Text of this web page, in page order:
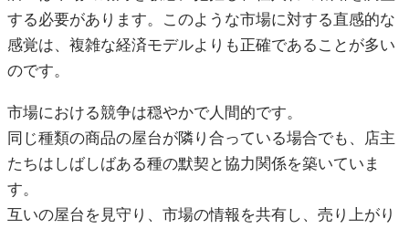
する必要があります。このような市場に対する直感的な
感覚は、複雑な経済モデルよりも正確であることが多い
のです。
市場における競争は穏やかで人間的です。
同じ種類の商品の屋台が隣り合っている場合でも、店主
たちはしばしばある種の默契と協力関係を築いていま
す。
互いの屋台を見守り、市場の情報を共有し、売り上がり